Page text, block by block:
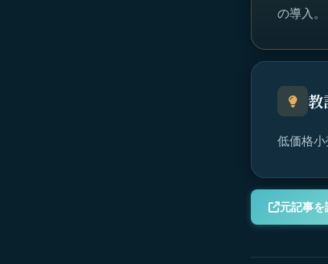
の導入。
教
低価格
元記事を